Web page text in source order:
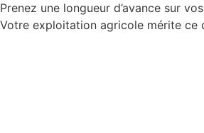
Prenez une longueur d’avance sur
Votre exploitation agricole mérite ce